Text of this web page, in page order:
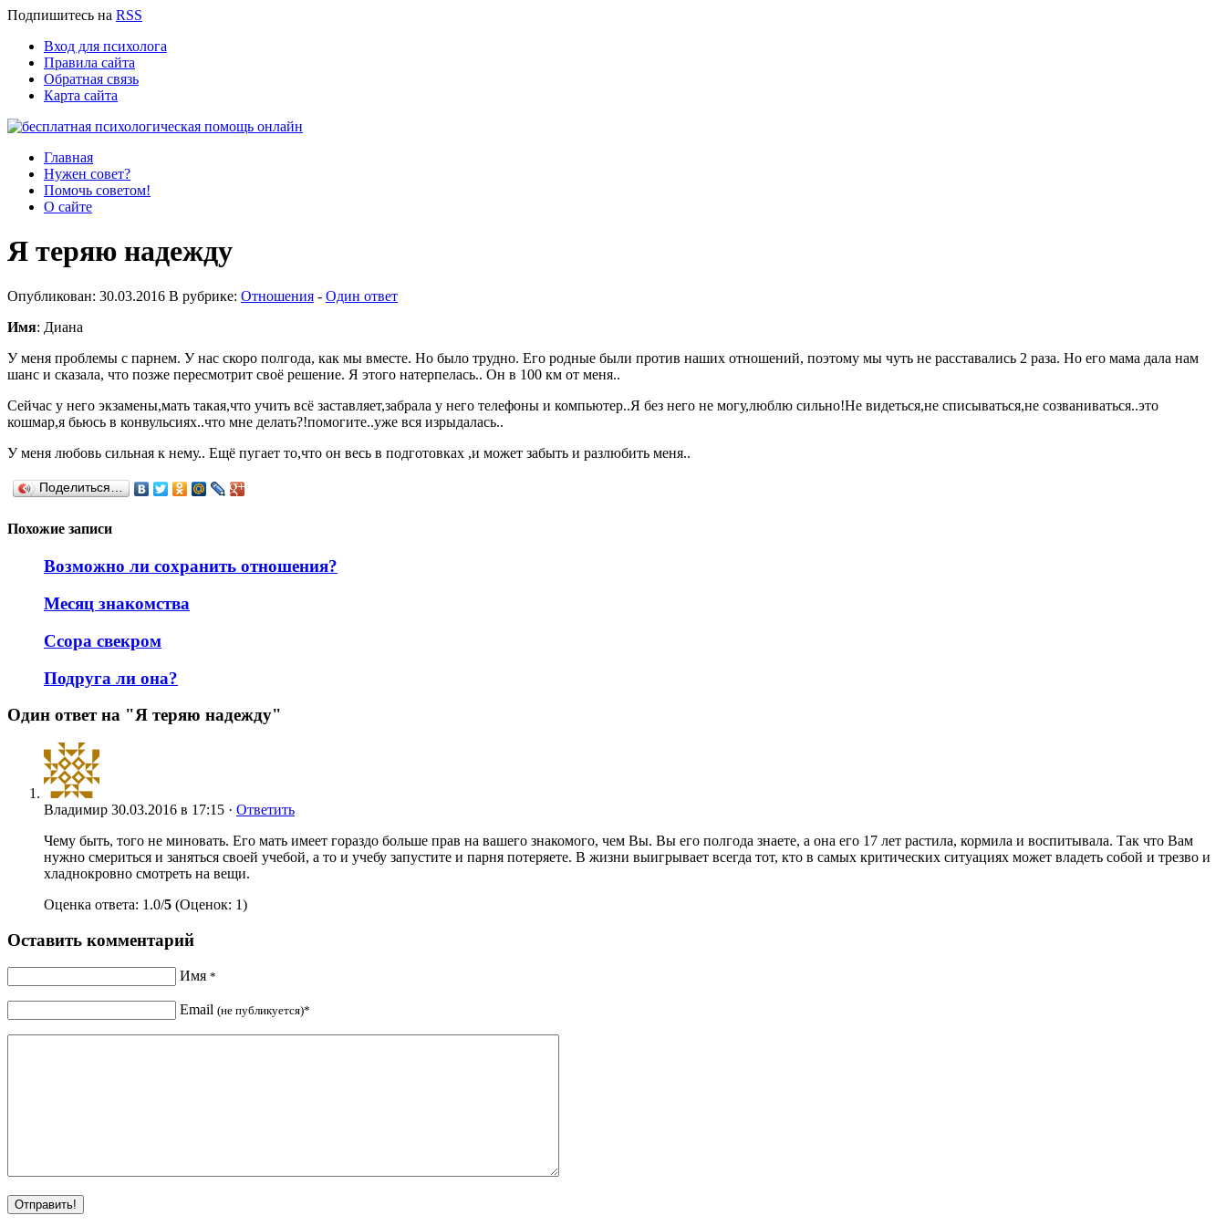
Подпишитесь на RSS
Вход для психолога
Правила сайта
Обратная связь
Карта сайта
Главная
Нужен совет?
Помочь советом!
О сайте
Я теряю надежду
Опубликован: 30.03.2016 В рубрике: Отношения - Один ответ
Имя: Диана
У меня проблемы с парнем. У нас скоро полгода, как мы вместе. Но было трудно. Его родные были против наших отношений, поэтому мы чуть не расставались 2 раза. Но его мама дала нам
шанс и сказала, что позже пересмотрит своё решение. Я этого натерпелась.. Он в 100 км от меня..
Сейчас у него экзамены,мать такая,что учить всё заставляет,забрала у него телефоны и компьютер..Я без него не могу,люблю сильно!Не видеться,не списываться,не созваниваться..это
кошмар,я бьюсь в конвульсиях..что мне делать?!помогите..уже вся изрыдалась..
У меня любовь сильная к нему.. Ещё пугает то,что он весь в подготовках ,и может забыть и разлюбить меня..
Поделиться…
Похожие записи
Возможно ли сохранить отношения?
Месяц знакомства
Ссора свекром
Подруга ли она?
Один ответ на "Я теряю надежду"
Владимир 30.03.2016 в 17:15 · Ответить
Чему быть, того не миновать. Его мать имеет гораздо больше прав на вашего знакомого, чем Вы. Вы его полгода знаете, а она его 17 лет растила, кормила и воспитывала. Так что Вам
нужно смериться и заняться своей учебой, а то и учебу запустите и парня потеряете. В жизни выигрывает всегда тот, кто в самых критических ситуациях может владеть собой и трезво и
хладнокровно смотреть на вещи.
Оценка ответа: 1.0/5 (Оценок: 1)
Оставить комментарий
Имя *
Email (не публикуется)*